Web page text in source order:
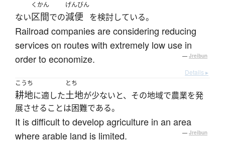
ない
くかん
区間での
げんびん
減便 を検討している。
Railroad companies are considering reducing
services on routes with extremely low use in
order to economize.
— Jreibun
Details ▸
こうち
耕地に適した
とち
土地が少ないと、その地域で農業を発
展させることは困難である。
It is difficult to develop agriculture in an area
where arable land is limited.
— Jreibun